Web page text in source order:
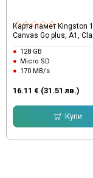
Карта памет Kingston
Canvas Go plus, A1,
128 GB
Micro SD
170 MB/s
16.11 € (31.51 лв.)
Купи